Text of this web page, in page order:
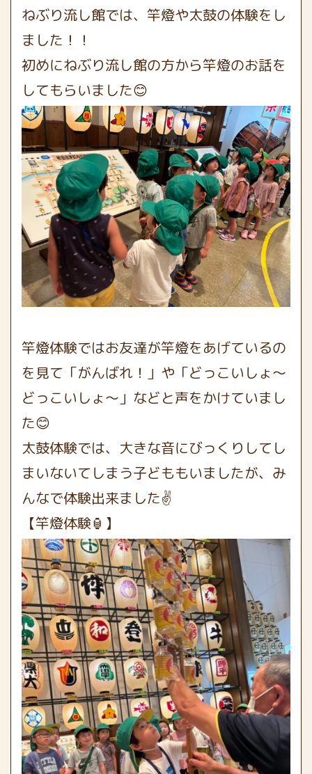
ねぶり流し館では、竿燈や太鼓の体験をし
ました！！
初めにねぶり流し館の方から竿燈のお話を
してもらいました😊
竿燈体験ではお友達が竿燈をあげているの
を見て「がんばれ！」や「どっこいしょ〜
どっこいしょ〜」などと声をかけていまし
た😊
太鼓体験では、大きな音にびっくりしてし
まいないてしまう子どももいましたが、み
んなで体験出来ました✌️
【竿燈体験🏮】